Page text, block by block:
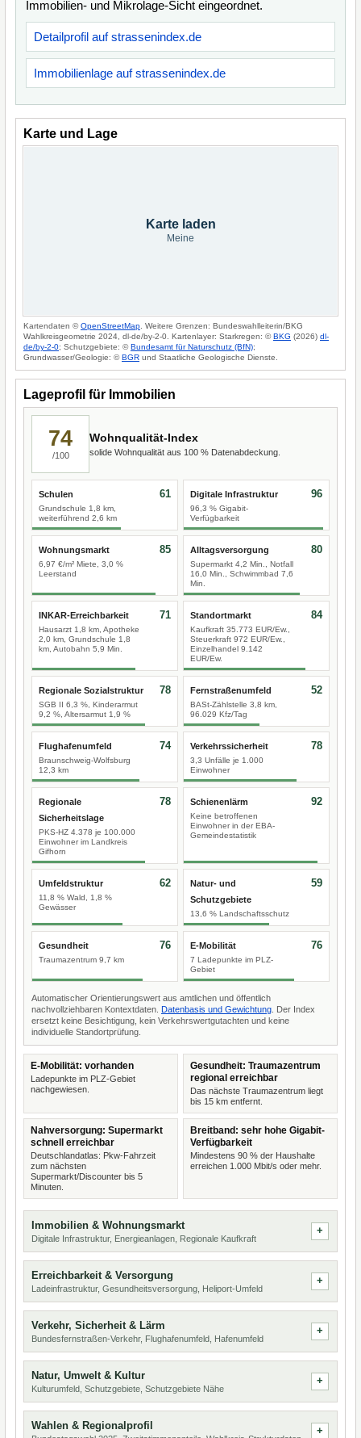
Immobilien- und Mikrolage-Sicht eingeordnet.
Detailprofil auf strassenindex.de
Immobilienlage auf strassenindex.de
Karte und Lage
Karte laden
Meine
Kartendaten ©OpenStreetMap . Weitere Grenzen: Bundeswahlleiterin/BKG
Wahlkreisgeometrie 2024, dl-de/by-2-0. Kartenlayer: Starkregen: ©BKG (2026) dl-
de/by-2-0; Schutzgebiete: ©Bundesamt für Naturschutz (BfN);
Grundwasser/Geologie: ©BGR und Staatliche Geologische Dienste.
Lageprofil für Immobilien
74
/100
Wohnqualität-Index
solide Wohnqualität aus 100 % Datenabdeckung.
Schulen
Grundschule 1,8 km,
weiterführend 2,6 km
61 Digitale Infrastruktur
96,3 % Gigabit-
Verfügbarkeit
96
Wohnungsmarkt
6,97 €/m² Miete, 3,0 %
Leerstand
85 Alltagsversorgung
Supermarkt 4,2 Min., Notfall
16,0 Min., Schwimmbad 7,6
Min.
80
INKAR-Erreichbarkeit
Hausarzt 1,8 km, Apotheke
2,0 km, Grundschule 1,8
km, Autobahn 5,9 Min.
71 Standortmarkt
Kaufkraft 35.773 EUR/Ew.,
Steuerkraft 972 EUR/Ew.,
Einzelhandel 9.142
EUR/Ew.
84
Regionale Sozialstruktur
SGB II 6,3 %, Kinderarmut
9,2 %, Altersarmut 1,9 %
78 Fernstraßenumfeld
BASt-Zählstelle 3,8 km,
96.029 Kfz/Tag
52
Flughafenumfeld
Braunschweig-Wolfsburg
12,3 km
74 Verkehrssicherheit
3,3 Unfälle je 1.000
Einwohner
78
Regionale
Sicherheitslage
PKS-HZ 4.378 je 100.000
Einwohner im Landkreis
Gifhorn
78 Schienenlärm
Keine betroffenen
Einwohner in der EBA-
Gemeindestatistik
92
Umfeldstruktur
11,8 % Wald, 1,8 %
Gewässer
62
Natur- und
Schutzgebiete
13,6 % Landschaftsschutz
59
Gesundheit
Traumazentrum 9,7 km
76 E-Mobilität
7 Ladepunkte im PLZ-
Gebiet
76
Automatischer Orientierungswert aus amtlichen und öffentlich
nachvollziehbaren Kontextdaten. Datenbasis und Gewichtung . Der Index
ersetzt keine Besichtigung, kein Verkehrswertgutachten und keine
individuelle Standortprüfung.
E-Mobilität: vorhanden
Ladepunkte im PLZ-Gebiet
nachgewiesen.
Gesundheit: Traumazentrum
regional erreichbar
Das nächste Traumazentrum liegt
bis 15 km entfernt.
Nahversorgung: Supermarkt
schnell erreichbar
Deutschlandatlas: Pkw-Fahrzeit
zum nächsten
Supermarkt/Discounter bis 5
Minuten.
Breitband: sehr hohe Gigabit-
Verfügbarkeit
Mindestens 90 % der Haushalte
erreichen 1.000 Mbit/s oder mehr.
Immobilien & Wohnungsmarkt
Digitale Infrastruktur, Energieanlagen, Regionale Kaufkraft
Erreichbarkeit & Versorgung
Ladeinfrastruktur, Gesundheitsversorgung, Heliport-Umfeld
Verkehr, Sicherheit & Lärm
Bundesfernstraßen-Verkehr, Flughafenumfeld, Hafenumfeld
Natur, Umwelt & Kultur
Kulturumfeld, Schutzgebiete, Schutzgebiete Nähe
Wahlen & Regionalprofil